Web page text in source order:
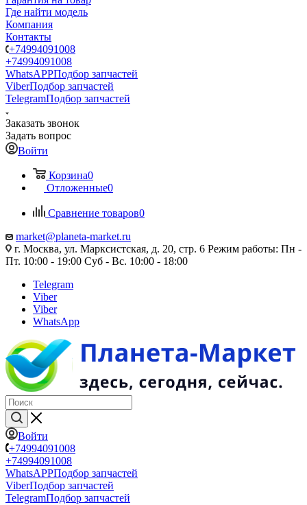
Где найти модель
Компания
Контакты
+74994091008
+74994091008
WhatsAPPПодбор запчастей
ViberПодбор запчастей
TelegramПодбор запчастей
Заказать звонок
Задать вопрос
Войти
Корзина0
Отложенные0
Сравнение товаров0
market@planeta-market.ru
г. Москва, ул. Марксистская, д. 20, стр. 6 Режим работы: Пн -
Пт. 10:00 - 19:00 Суб - Вс. 10:00 - 18:00
Telegram
Viber
Viber
WhatsApp
Войти
+74994091008
+74994091008
WhatsAPPПодбор запчастей
ViberПодбор запчастей
TelegramПодбор запчастей